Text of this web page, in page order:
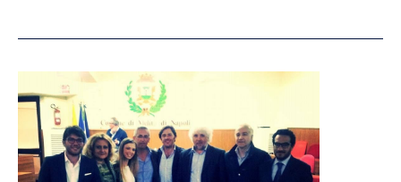
si
torna
consiglio.
Approvate